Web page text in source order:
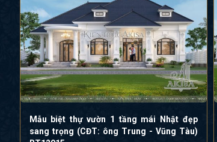
Mẫu biệt thự vườn 1 tầng mái Nhật đẹp
sang trọng (CĐT: ông Trung - Vũng Tàu)